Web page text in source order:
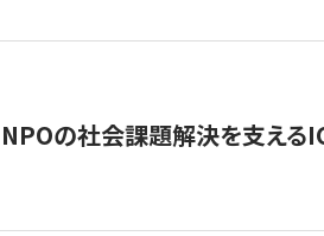
NPOの社会課題解決を支える